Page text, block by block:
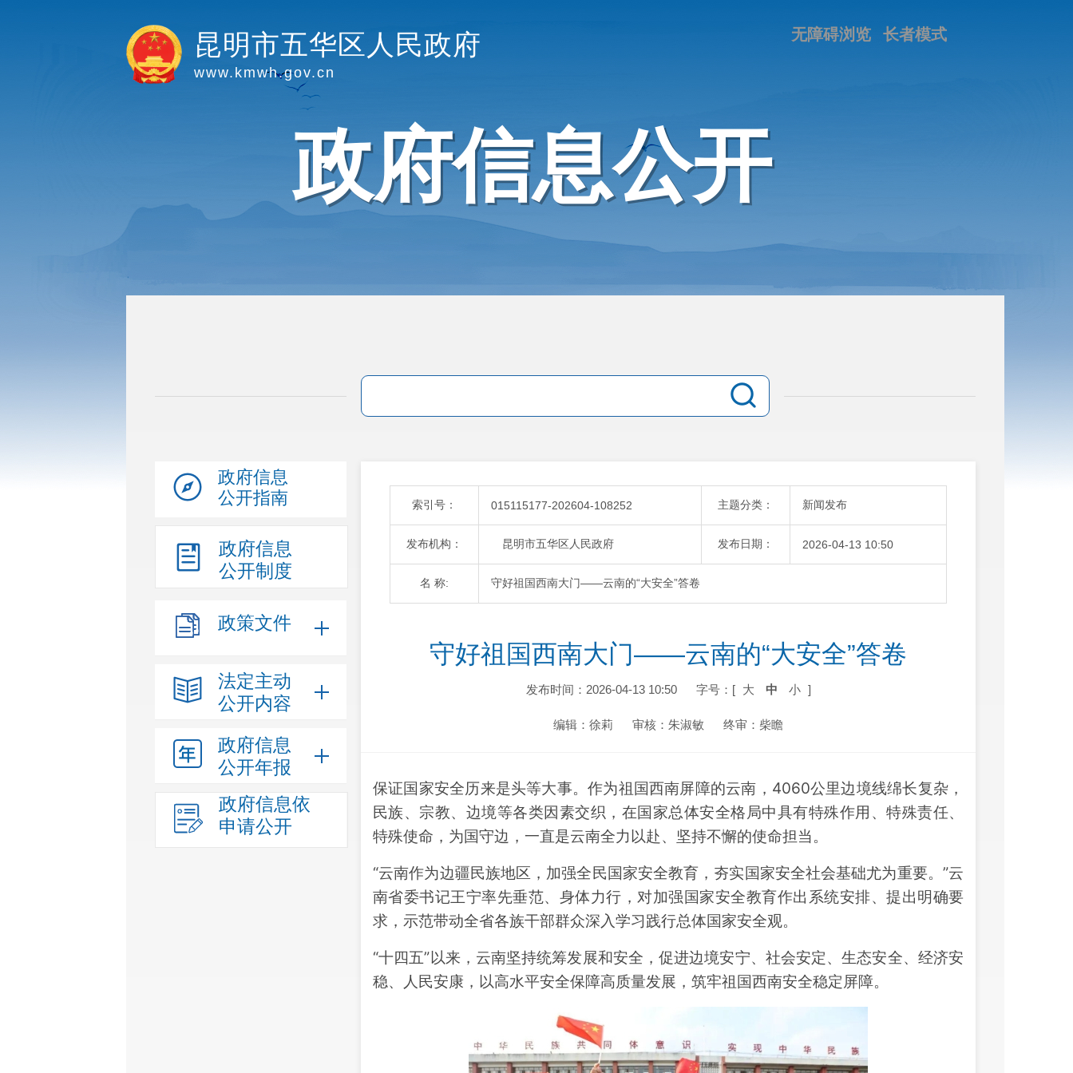
昆明市五华区人民政府
www.kmwh.gov.cn
长者模式
无障碍浏览
政府信息公开
政府信息
公开指南
政府信息
公开制度
政策文件
法定主动
公开内容
政府信息
公开年报
政府信息依
申请公开
索引号： 015115177-202604-108252 主题分类： 新闻发布
发布机构： 昆明市五华区人民政府 发布日期： 2026-04-13 10:50
名 称: 守好祖国西南大门——云南的“大安全”答卷
守好祖国西南大门——云南的“大安全”答卷
发布时间：2026-04-13 10:50 字号：[ 大 中 小 ]
编辑：徐莉 审核：朱淑敏 终审：柴瞻
保证国家安全历来是头等大事。作为祖国西南屏障的云南，4060公里边境线绵长复杂，
民族、宗教、边境等各类因素交织，在国家总体安全格局中具有特殊作用、特殊责任、
特殊使命，为国守边，一直是云南全力以赴、坚持不懈的使命担当。
“云南作为边疆民族地区，加强全民国家安全教育，夯实国家安全社会基础尤为重要。”云
南省委书记王宁率先垂范、身体力行，对加强国家安全教育作出系统安排、提出明确要
求，示范带动全省各族干部群众深入学习践行总体国家安全观。
“十四五”以来，云南坚持统筹发展和安全，促进边境安宁、社会安定、生态安全、经济安
稳、人民安康，以高水平安全保障高质量发展，筑牢祖国西南安全稳定屏障。